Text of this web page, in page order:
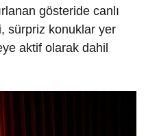
gösteride canlı
sürpriz konuklar yer
aktif olarak dahil